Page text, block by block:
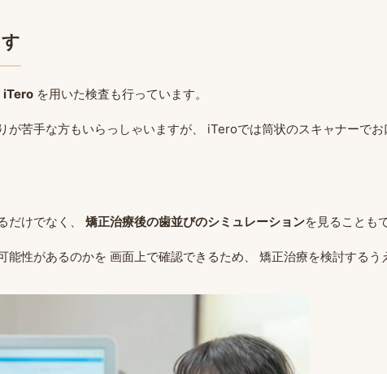
iTero を用いた検査も行っています。
が苦手な方もいらっしゃいますが、 iTeroでは筒状のスキャナーで
だけでなく、 矯正治療後の歯並びのシミュレーションを見ることも
能性があるのかを 画面上で確認できるため、 矯正治療を検討するう